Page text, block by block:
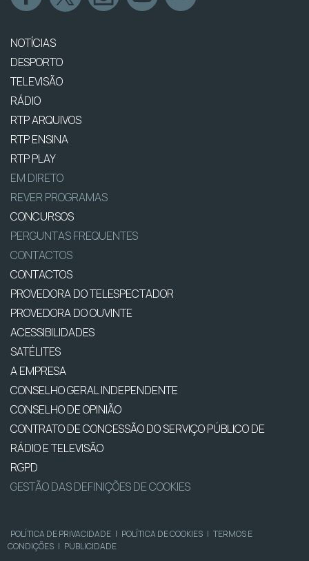
NOTÍCIAS
DESPORTO
TELEVISÃO
RÁDIO
RTP ARQUIVOS
RTP ENSINA
RTP PLAY
EM DIRETO
REVER PROGRAMAS
CONCURSOS
PERGUNTAS FREQUENTES
CONTACTOS
CONTACTOS
PROVEDORA DO TELESPECTADOR
PROVEDORA DO OUVINTE
ACESSIBILIDADES
SATÉLITES
A EMPRESA
CONSELHO GERAL INDEPENDENTE
CONSELHO DE OPINIÃO
CONTRATO DE CONCESSÃO DO SERVIÇO PÚBLICO DE
RÁDIO E TELEVISÃO
RGPD
GESTÃO DAS DEFINIÇÕES DE COOKIES
POLÍTICA DE PRIVACIDADE | POLÍTICA DE COOKIES | TERMOS E
CONDIÇÕES | PUBLICIDADE